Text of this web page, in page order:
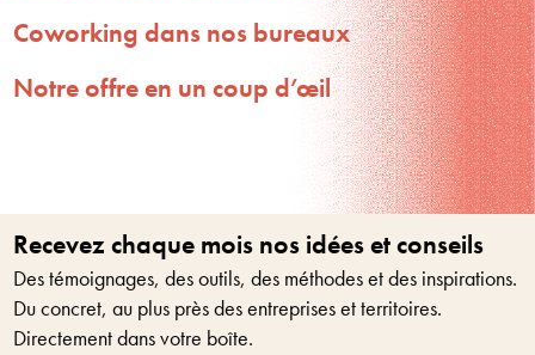
Coworking dans nos bureaux
Notre offre en un coup d’œil
Recevez chaque mois nos idées et conseils
Des témoignages, des outils, des méthodes et des inspirations.
Du concret, au plus près des entreprises et territoires.
Directement dans votre boîte.